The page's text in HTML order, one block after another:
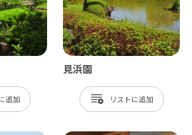
見浜園
リスト